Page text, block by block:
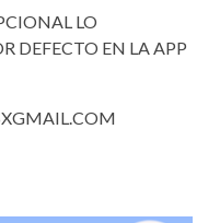
LO
DEFECTO EN LA APP